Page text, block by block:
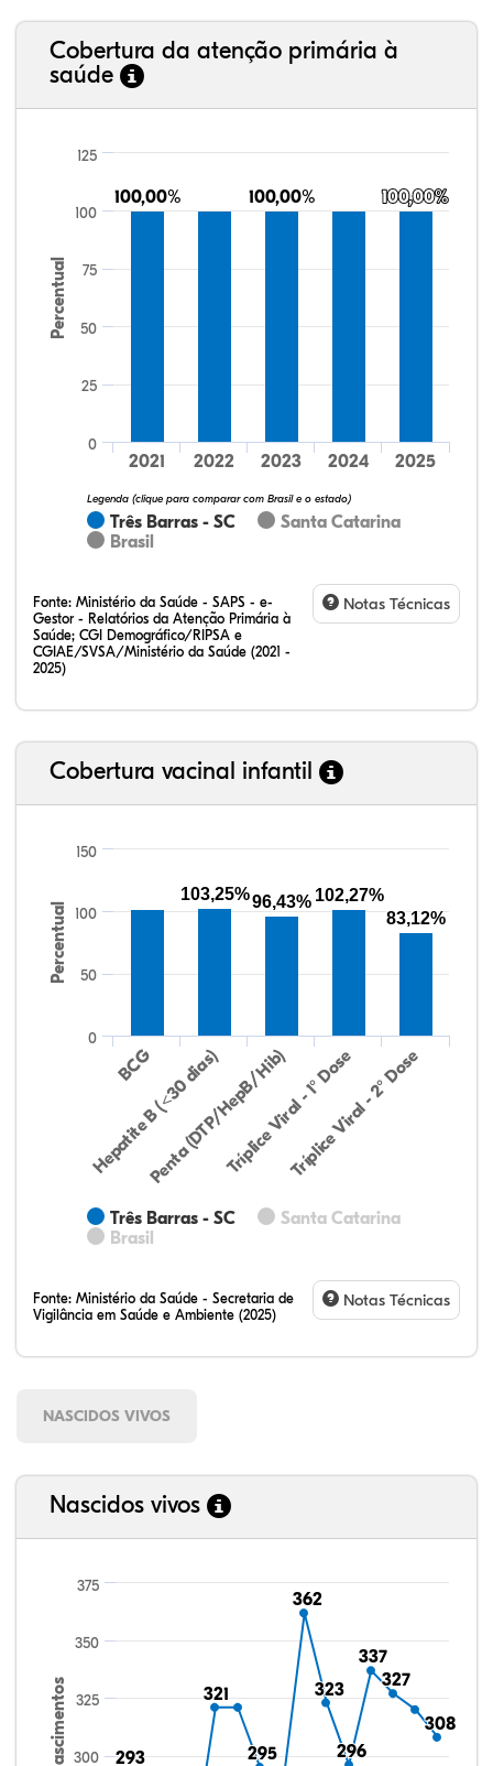
Cobertura da atenção primária à
saúde
Percentual
100,00%
100,00% 100,00%
100,00% 100,00%
100,00%
Três Barras - SC
Santa Catarina
Brasil
Legenda (clique para comparar com Brasil e o estado)
2021 2022 2023 2024 2025
0
25
50
75
100
125
Fonte: Ministério da Saúde - SAPS - e-
Gestor - Relatórios da Atenção Primária à
Saúde; CGI Demográfico/RIPSA e
CGIAE/SVSA/Ministério da Saúde (2021 -
2025)
Notas Técnicas
Cobertura vacinal infantil
Percentual
Três Barras - SC
Santa Catarina
Brasil
BCG
Hepatite B (<30 dias)
Penta (DTP/HepB/Hib)Tríplice Viral - 1° Dose
Tríplice Viral - 2° Dose
0
50
100
150
103,25%96,43% 102,27%
83,12%
Fonte: Ministério da Saúde - Secretaria de
Vigilância em Saúde e Ambiente (2025)
Notas Técnicas
NASCIDOS VIVOS
Nascidos vivos
Nascimentos 293
293
321
321
295
295
362
362
323
323
296
296
337
337
327
327
308
308
300
325
350
375